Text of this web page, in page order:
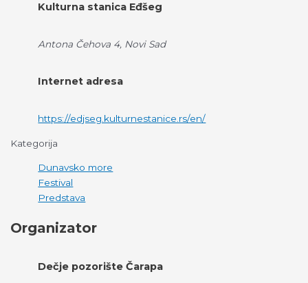
Kulturna stanica Eđšeg
Antona Čehova 4, Novi Sad
Internet adresa
https://edjseg.kulturnestanice.rs/en/
Kategorija
Dunavsko more
Festival
Predstava
Organizator
Dečje pozorište Čarapa